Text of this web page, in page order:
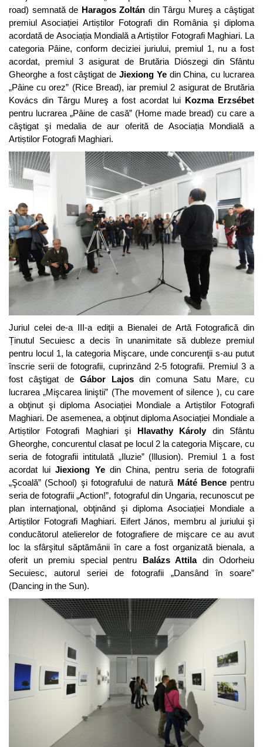
road) semnată de Haragos Zoltán din Târgu Mureş a câştigat
premiul Asociației Artiștilor Fotografi din România şi diploma
acordată de Asociația Mondială a Artiștilor Fotografi Maghiari. La
categoria Pâine, conform deciziei juriului, premiul 1, nu a fost
acordat, premiul 3 asigurat de Brutăria Diószegi din Sfântu
Gheorghe a fost câştigat de Jiexiong Yedin China, cu lucrarea
„Pâine cu orez” (Rice Bread), iar premiul 2 asigurat de Brutăria
Kovács din Târgu Mureş a fost acordat lui Kozma Erzsébet
pentru lucrarea „Pâine de casă” (Home made bread) cu care a
câştigat şi medalia de aur oferită de Asociația Mondială a
Artiștilor Fotografi Maghiari.
Juriul celei de-a III-a ediţii a Bienalei de Artă Fotografică din
Ținutul Secuiesc a decis în unanimitate să dubleze premiul
pentru locul 1, la categoria Mişcare, unde concurenţii s-au putut
înscrie serii de fotografii, cuprinzând 2-5 fotografii. Premiul 3 a
fost câştigat de Gábor Lajosdin comuna Satu Mare, cu
lucrarea „Mişcarea liniştii” (The movement of silence ), cu care
a obţinut şi diploma Asociației Mondiale a Artiștilor Fotografi
Maghiari. De asemenea, a obţinut diploma Asociației Mondiale a
Artiștilor Fotografi Maghiari şi Hlavathy Károlydin Sfântu
Gheorghe, concurentul clasat pe locul 2 la categoria Mişcare, cu
seria de fotografii intitulată „Iluzie” (Illusion). Premiul 1 a fost
acordat luiJiexiong Yedin China, pentru seria de fotografii
„Şcoală” (School) şi fotografului de natură Máté Bencepentru
seria de fotografii „Action!”, fotograful din Ungaria, recunoscut pe
plan internaţional, obţinând şi diploma Asociației Mondiale a
Artiștilor Fotografi Maghiari. Eifert János, membru al juriului şi
conducătorul atelierelor de fotografiere de mişcare ce au avut
loc la sfârşitul săptămânii în care a fost organizată bienala, a
oferit un premiu special pentru Balázs Attiladin Odorheiu
Secuiesc, autorul seriei de fotografii „Dansând în soare”
(Dancing in the Sun).